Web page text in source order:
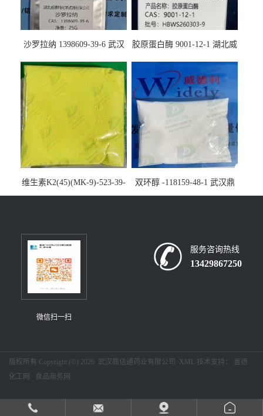
沙罗拉纳 1398609-39-6 武汉
胶原蛋白酶 9001-12-1 湖北威
维生素K2(45)(MK-9)-523-39-
7-武汉鼎信通药业大量现货供
双环醇 -118159-48-1 武汉鼎
信通药业大量现货供应
微信扫一扫
服务咨询热线
13429867250
版权所有 Copyright (©) 2026 武汉鼎信通药业有限公司 XML 技术支持： 盖德
化工网
食品商务网